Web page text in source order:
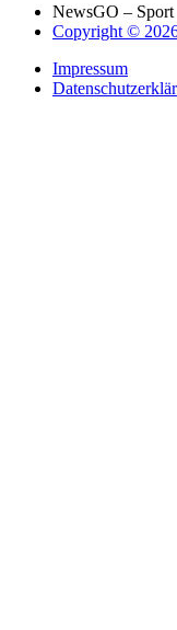
NewsGO –
Copyright ©
Impressum